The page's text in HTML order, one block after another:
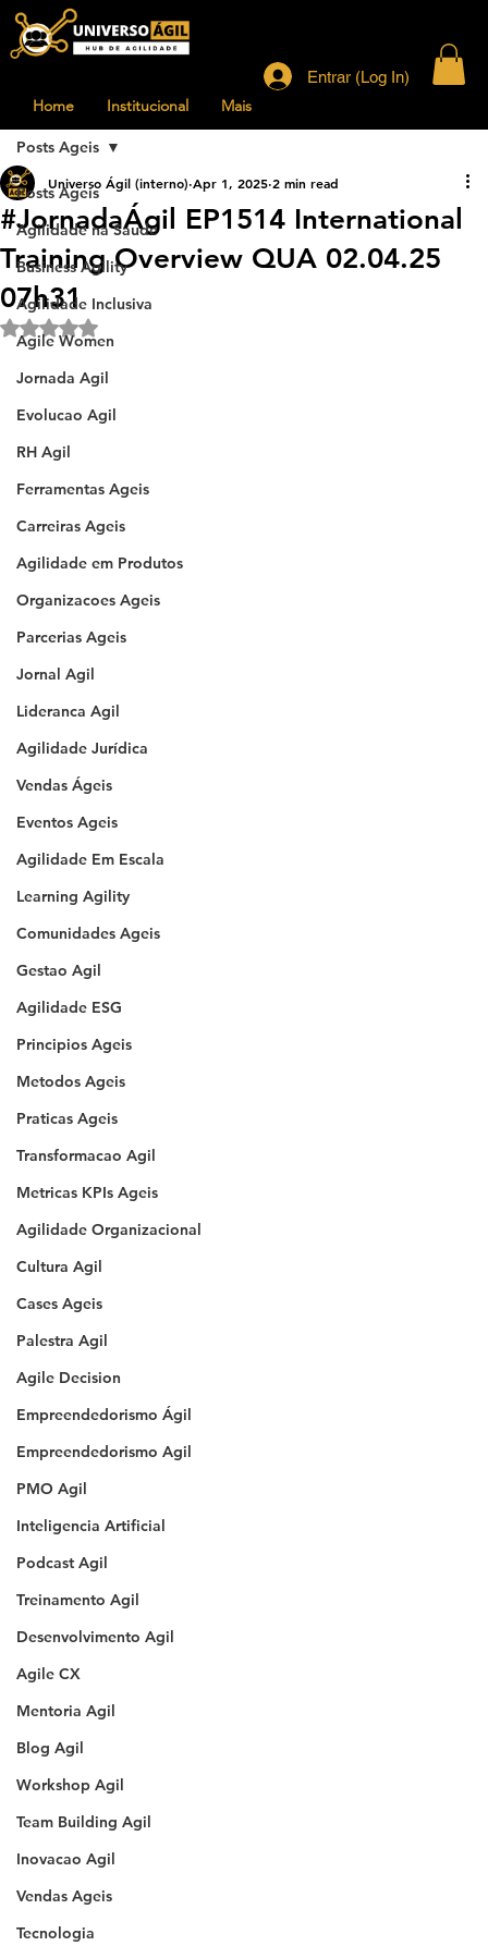
Home Institucional Mais
Entrar (Log In)
Posts Ageis
Agilidade na Saude
Business Agility
Agilidade Inclusiva
Agile Women
Jornada Agil
Evolucao Agil
RH Agil
Ferramentas Ageis
Carreiras Ageis
Agilidade em Produtos
Organizacoes Ageis
Parcerias Ageis
Jornal Agil
Lideranca Agil
Agilidade Jurídica
Vendas Ágeis
Eventos Ageis
Agilidade Em Escala
Learning Agility
Comunidades Ageis
Gestao Agil
Agilidade ESG
Principios Ageis
Metodos Ageis
Praticas Ageis
Transformacao Agil
Metricas KPIs Ageis
Agilidade Organizacional
Cultura Agil
Cases Ageis
Palestra Agil
Agile Decision
Empreendedorismo Ágil
Empreendedorismo Agil
PMO Agil
Inteligencia Artificial
Podcast Agil
Treinamento Agil
Desenvolvimento Agil
Agile CX
Mentoria Agil
Blog Agil
Workshop Agil
Team Building Agil
Inovacao Agil
Vendas Ageis
Tecnologia
Posts Ageis
#JornadaÁgil EP1514 International
Training Overview QUA 02.04.25
07h31
Universo Ágil (interno) Apr 1, 2025 2 min read
Rated NaN out of 5 stars.